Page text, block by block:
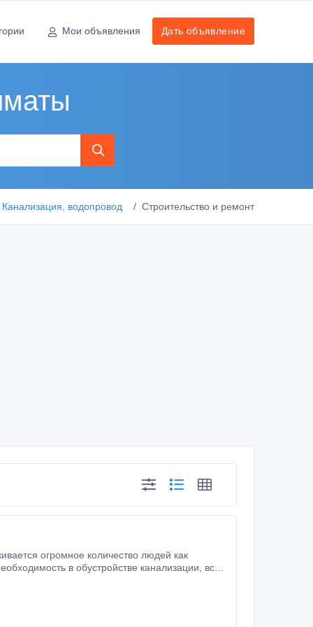
Мои объявления Дать объявление
Канализация, водопровод Строительство и ремонт